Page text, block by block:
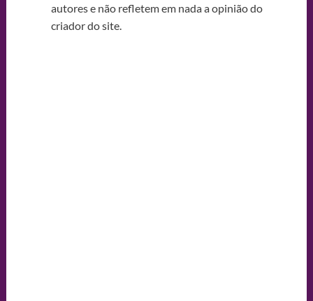
autores e não refletem em nada a opinião do
criador do site.